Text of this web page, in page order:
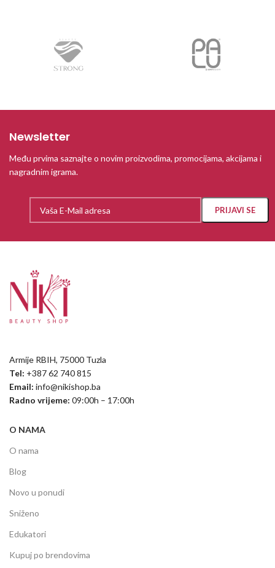
Newsletter
Među prvima saznajte o novim proizvodima, promocijama, akcijama i
nagradnim igrama.
Armije RBIH, 75000 Tuzla
Tel: +387 62 740 815
Email: info@nikishop.ba
Radno vrijeme: 09:00h – 17:00h
O NAMA
O nama
Blog
Novo u ponudi
Sniženo
Edukatori
Kupuj po brendovima